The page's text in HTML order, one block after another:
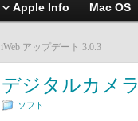
Apple Info Mac OS
iWeb アップデート 3.0.3
デジタルカメ
ソフト